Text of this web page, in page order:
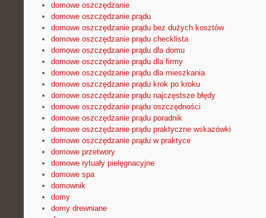
domowe oszczędzanie
domowe oszczędzanie prądu
domowe oszczędzanie prądu bez dużych kosztów
domowe oszczędzanie prądu checklista
domowe oszczędzanie prądu dla domu
domowe oszczędzanie prądu dla firmy
domowe oszczędzanie prądu dla mieszkania
domowe oszczędzanie prądu krok po kroku
domowe oszczędzanie prądu najczęstsze błędy
domowe oszczędzanie prądu oszczędności
domowe oszczędzanie prądu poradnik
domowe oszczędzanie prądu praktyczne wskazówki
domowe oszczędzanie prądu w praktyce
domowe przetwory
domowe rytuały pielęgnacyjne
domowe spa
domownik
domy
domy drewniane